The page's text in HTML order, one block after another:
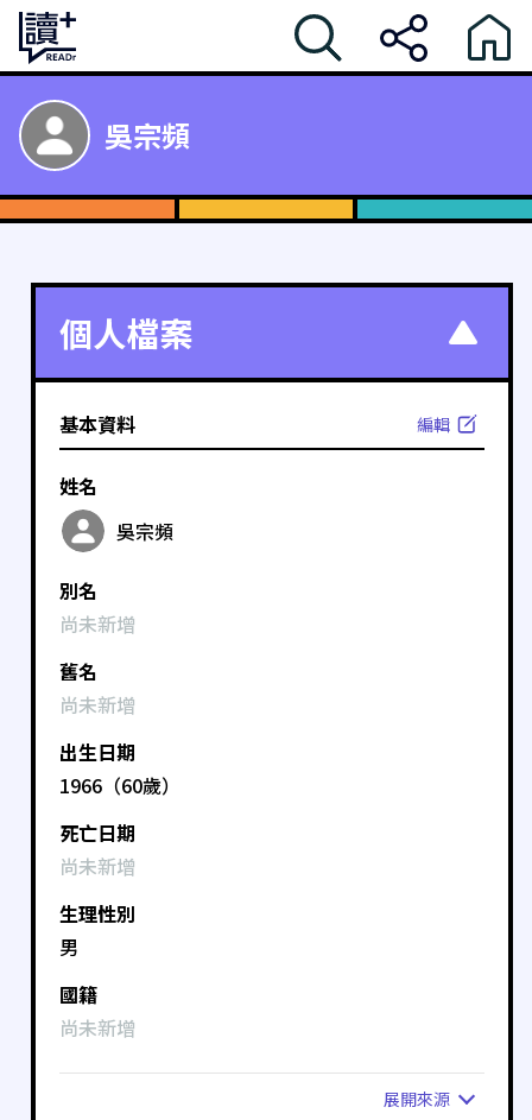
吳宗頻
個人檔案
基本資料 編輯
姓名
吳宗頻
別名
尚未新增
舊名
尚未新增
出生日期
1966（60歲）
死亡日期
尚未新增
生理性別
男
國籍
尚未新增
展開來源